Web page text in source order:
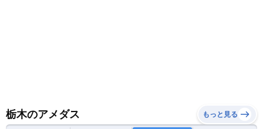
栃木のアメダス もっと見る